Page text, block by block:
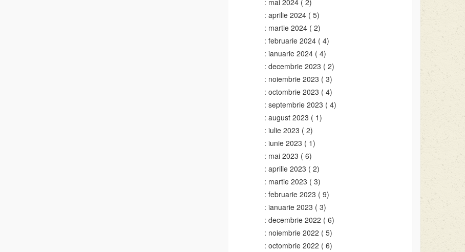
aprilie 2024( 5)
martie 2024( 2)
februarie 2024( 4)
ianuarie 2024( 4)
decembrie 2023 ( 2)
noiembrie 2023 ( 3)
octombrie 2023 ( 4)
septembrie 2023 ( 4)
august 2023 ( 1)
iulie 2023 ( 2)
iunie 2023 ( 1)
mai 2023 ( 6)
aprilie 2023 ( 2)
martie 2023 ( 3)
februarie 2023 ( 9)
ianuarie 2023 ( 3)
decembrie 2022 ( 6)
noiembrie 2022 ( 5)
octombrie 2022 ( 6)